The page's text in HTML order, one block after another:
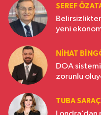
ŞEREF
yeni
NIHAT
DOA
zorunlu
TUBA